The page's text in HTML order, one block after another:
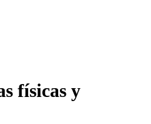
físicas y